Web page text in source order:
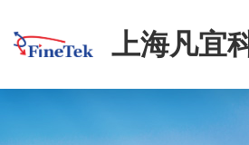
上海凡宜